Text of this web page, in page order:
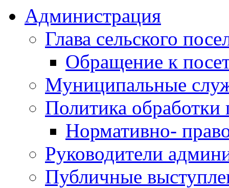
Администрация
Глава сельского
Обращение к
Муниципальные
Политика
Нормативно-
Руководители
Публичные